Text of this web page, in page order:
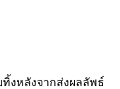
งหลังจากส่งผลลัพธ์